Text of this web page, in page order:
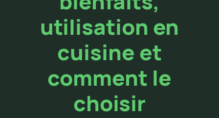
utilisation en
cuisine et
comment le
choisir